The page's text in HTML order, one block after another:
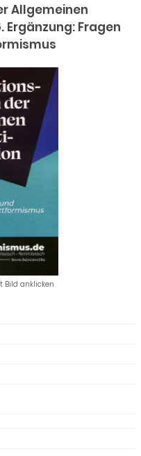
Allgemeinen
Ergänzung: Fragen
Bild anklicken